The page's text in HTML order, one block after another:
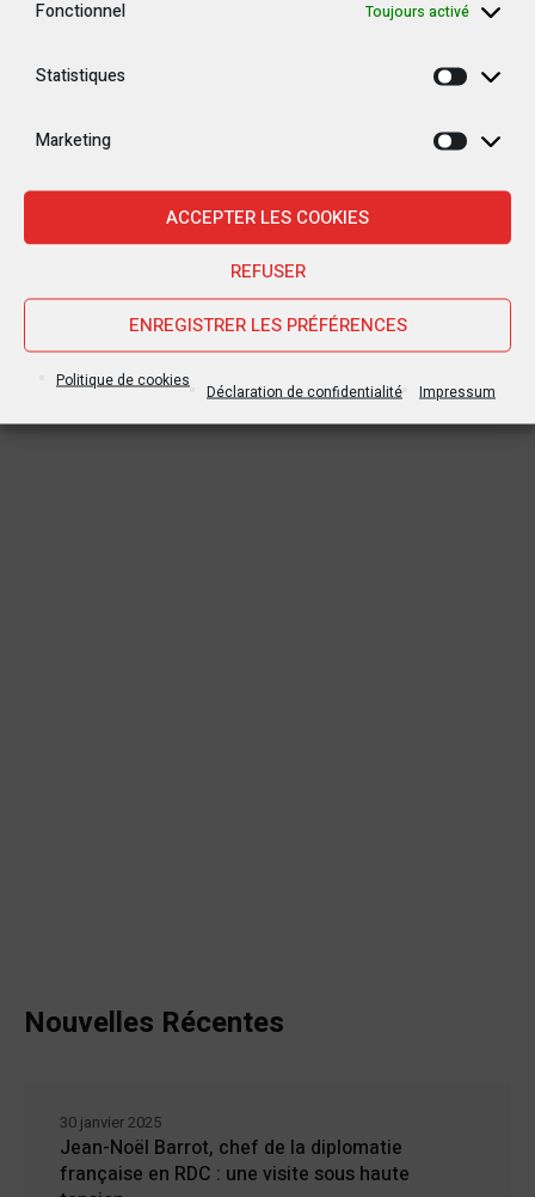
Fonctionnel Toujours activé
Statistiques
Marketing
ACCEPTER LES COOKIES
REFUSER
ENREGISTRER LES PRÉFÉRENCES
Politique de cookies
Déclaration de confidentialité Impressum
15 MARS 2019
RDC : Un rapport de l’ONU
détaille les horreurs de
la violence à Yumbi
Le drapeau d’un pays
étranger flotte au Sud-
Kivu !
Nouvelles Récentes
Jean-Noël Barrot, chef de la diplomatie
française en RDC : une visite sous haute
30 janvier 2025